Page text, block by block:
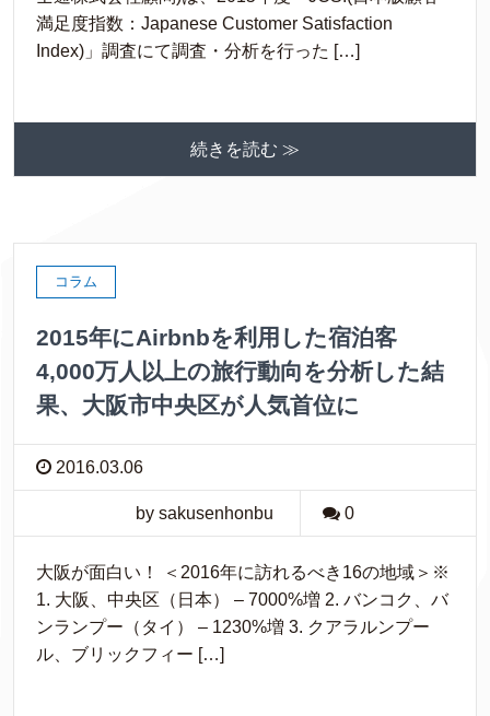
満足度指数：Japanese Customer Satisfaction
Index)」調査にて調査・分析を行った […]
続きを読む ≫
コラム
2015年にAirbnbを利用した宿泊客
4,000万人以上の旅行動向を分析した結
果、大阪市中央区が人気首位に
2016.03.06
by sakusenhonbu 0
大阪が面白い！ ＜2016年に訪れるべき16の地域＞※
1. 大阪、中央区（日本） – 7000%増 2. バンコク、バ
ンランプー（タイ） – 1230%増 3. クアラルンプー
ル、ブリックフィー […]